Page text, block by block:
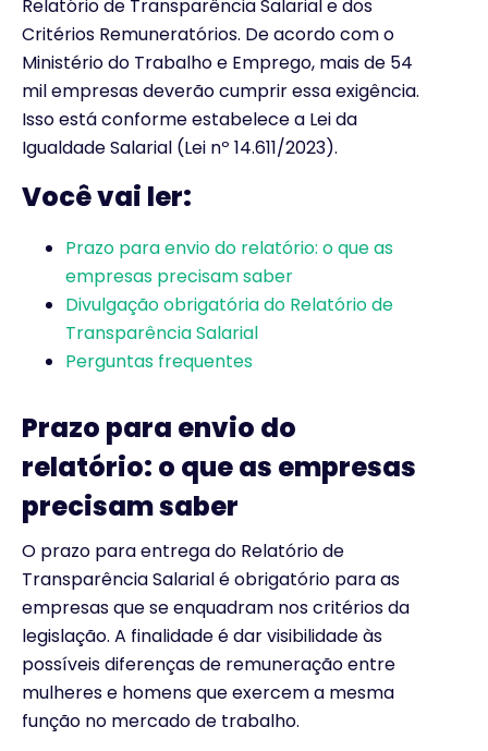
Relatório de Transparência Salarial e dos
Critérios Remuneratórios. De acordo com o
Ministério do Trabalho e Emprego, mais de 54
mil empresas deverão cumprir essa exigência.
Isso está conforme estabelece a Lei da
Igualdade Salarial (Lei nº 14.611/2023).
Você vai ler:
Prazo para envio do relatório: o que as
empresas precisam saber
Divulgação obrigatória do Relatório de
Transparência Salarial
Perguntas frequentes
Prazo para envio do
relatório: o que as empresas
precisam saber
O prazo para entrega do Relatório de
Transparência Salarial é obrigatório para as
empresas que se enquadram nos critérios da
legislação. A finalidade é dar visibilidade às
possíveis diferenças de remuneração entre
mulheres e homens que exercem a mesma
função no mercado de trabalho.